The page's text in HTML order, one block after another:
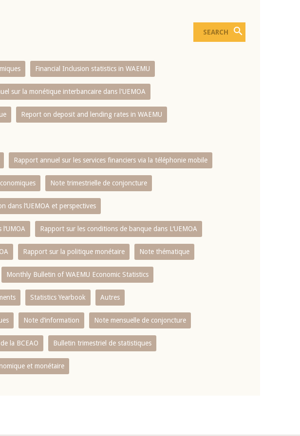
Financial Inclusion statistics in WAEMU
sur la monétique interbancaire dans l'UEMOA
Report on deposit and lending rates in WAEMU
Rapport annuel sur les services financiers via la téléphonie mobile
Note trimestrielle de conjoncture
dans l‘UEMOA et perspectives
Rapport sur les conditions de banque dans L‘UEMOA
Rapport sur la politique monétaire Note thématique
Monthly Bulletin of WAEMU Economic Statistics
Statistics Yearbook Autres
Note d’information Note mensuelle de conjoncture
la BCEAO Bulletin trimestriel de statistiques
et monétaire